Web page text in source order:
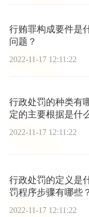
行贿罪构成要件是
问题？
2022-11-17 12:11:22
行政处罚的种类有
定的主要根据是什
2022-11-17 12:11:22
行政处罚的定义是
罚程序步骤有哪些？
2022-11-17 12:11:22